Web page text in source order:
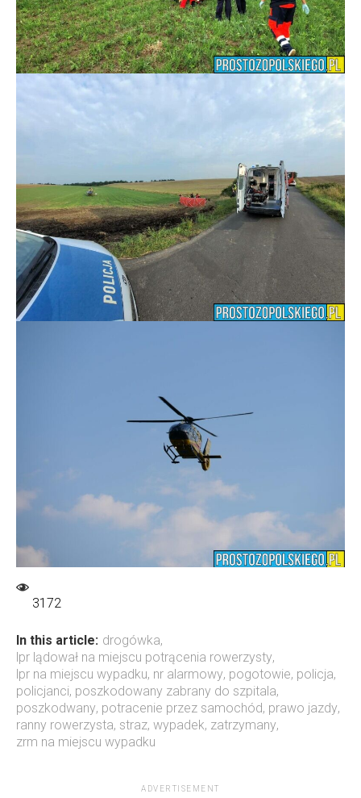
3172
In this article: drogówka,
lpr lądował na miejscu potrącenia rowerzysty,
lpr na miejscu wypadku, nr alarmowy, pogotowie, policja,
policjanci, poszkodowany zabrany do szpitala,
poszkodwany, potracenie przez samochód, prawo jazdy,
ranny rowerzysta, straz, wypadek, zatrzymany,
zrm na miejscu wypadku
ADVERTISEMENT